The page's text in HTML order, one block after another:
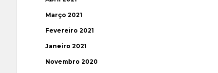
Março 2021
Fevereiro 2021
Janeiro 2021
Novembro 2020